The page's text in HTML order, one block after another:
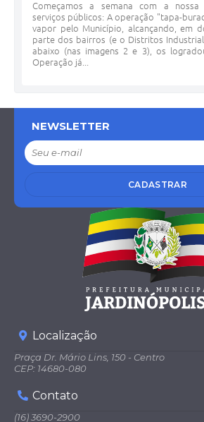
Começamos a semana com a nossa
serviços públicos: A operação "tapa-
vapor pelo Município, alcançando, em
parte dos bairros (e o Distritos Industrial
abaixo (nas imagens 2 e 3), os
Operação já...
NEWSLETTER
CADASTRAR
Localização
Praça Dr. Mário Lins, 150 - Centro
CEP: 14680-080
Contato
(16) 3690-2900